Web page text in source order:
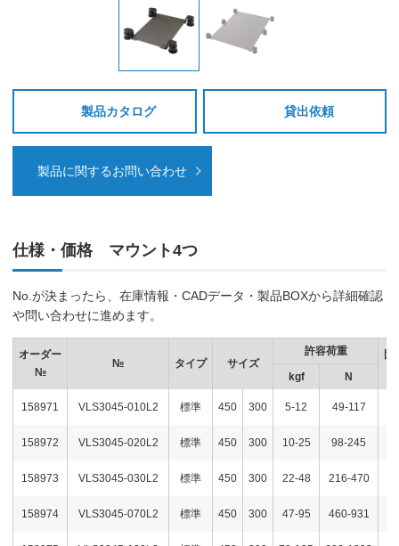
製品カタログ 貸出依頼
製品に関するお問い合わせ
仕様・価格 マウント4つ
No.が決まったら、在庫情報・CADデータ・製品BOXから詳細確認
や問い合わせに進めます。
オーダー
№
№ タイプ サイズ
許容荷重
固
kgf
N
158971 VLS3045-010L2 標準 450 300 5-12 49-117
158972 VLS3045-020L2 標準 450 300 10-25 98-245
158973 VLS3045-030L2 標準 450 300 22-48 216-470
158974 VLS3045-070L2 標準 450 300 47-95 460-931